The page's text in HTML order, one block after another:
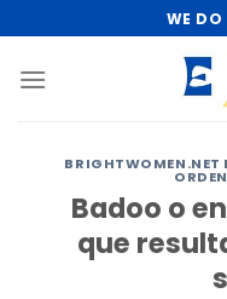
to
content
WE DO
BRIGHTWOMEN.NET
Badoo o
que